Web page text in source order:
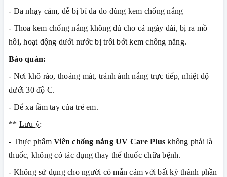
- Da nhạy cảm, dễ bị bí da do dùng kem chống nắng
- Thoa kem chống nắng không đủ cho cả ngày dài, bị ra mồ
hôi, hoạt động dưới nước bị trôi bớt kem chống nắng.
Bảo quản:
- Nơi khô ráo, thoáng mát, tránh ánh nắng trực tiếp, nhiệt độ
dưới 30 độ C.
- Để xa tầm tay của trẻ em.
** Lưu ý:
- Thực phẩm Viên chống nắng UV Care Plus không phải là
thuốc, không có tác dụng thay thế thuốc chữa bệnh.
- Không sử dụng cho người có mẫn cảm với bất kỳ thành phần